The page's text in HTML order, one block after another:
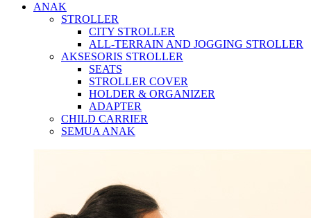
ANAK
STROLLER
CITY STROLLER
ALL-TERRAIN AND JOGGING STROLLER
AKSESORIS STROLLER
SEATS
STROLLER COVER
HOLDER & ORGANIZER
ADAPTER
CHILD CARRIER
SEMUA ANAK